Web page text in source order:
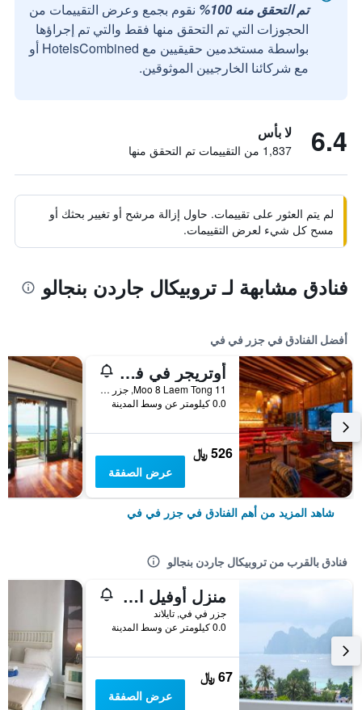
تم التحقق منه 100%
نقوم بجمع وعرض التقييمات من
الحجوزات التي تم التحقق منها فقط والتي تم إجراؤها
بواسطة مستخدمين حقيقيين مع HotelsCombined أو
مع شركائنا الخارجيين الموثوقين.
6.4 لا بأس
1,837 من التقييمات تم التحقق منها
لم يتم العثور على تقييمات. حاول إزالة مرشح أو تغيير بحثك أو
مسح كل شيء لعرض التقييمات.
فنادق مشابهة لـ تروبيكال جاردن بنجالو
أفضل الفنادق في جزر في في
أوتريجر في فاي آيلاند ريزورت
11 Moo 8 Laem Tong, جزر في في, تايلاند
0.0 كيلومتر عن وسط المدينة
526 ﷼
عرض الصفقة
شاهد المزيد من أهم الفنادق في جزر في في
فنادق بالقرب من تروبيكال جاردن بنجالو
منزل أوفيل الريفي
جزر في في, تايلاند
0.0 كيلومتر عن وسط المدينة
67 ﷼
عرض الصفقة